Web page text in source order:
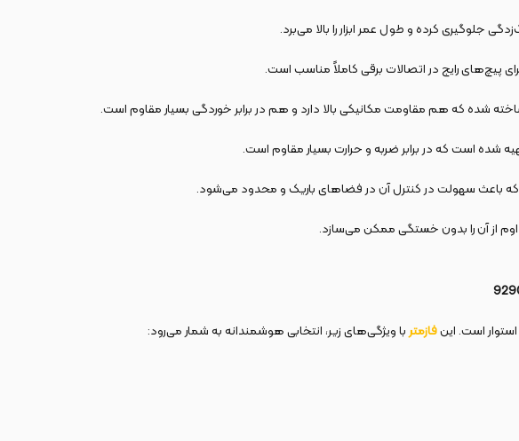
جلوگیری کرده و طول عمر ابزار را بالا می‌برد.
شده که هم مقاومت مکانیکی بالا دارد و هم در برابر خوردگی بسیار مقاوم است.
شده است که در برابر ضربه و حرارت بسیار مقاوم است.
است. اینفازمتربا ویژگی‌های زیر، انتخابی هوشمندانه به شمار می‌رود: